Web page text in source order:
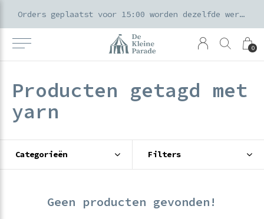
0
Orders geplaatst voor 15:00 worden dezelfde werkdag verzonden
Producten getagd met
yarn
Categorieën Filters
Geen producten gevonden!